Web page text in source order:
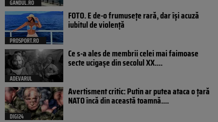
GANDUL.RO
PROSPORT.RO
FOTO. E de-o frumusețe rară, dar își acuză
iubitul de violență
ADEVARUL
Ce s-a ales de membrii celei mai faimoase
secte ucigașe din secolul XX....
DIGI24
Avertisment critic: Putin ar putea ataca o țară
NATO încă din această toamnă....